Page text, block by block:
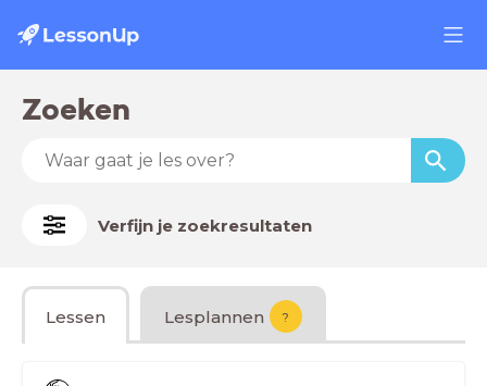
Zoeken
Verfijn je zoekresultaten
Lessen Lesplannen ?